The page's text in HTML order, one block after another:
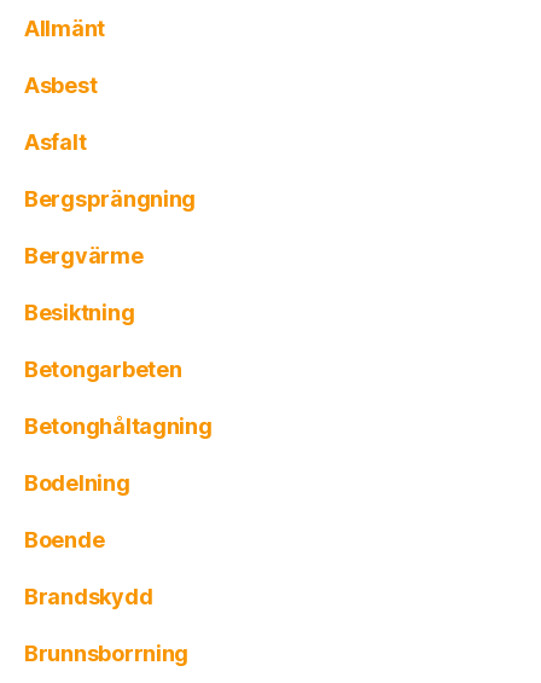
Allmänt
Asbest
Asfalt
Bergsprängning
Bergvärme
Besiktning
Betongarbeten
Betonghåltagning
Bodelning
Boende
Brandskydd
Brunnsborrning